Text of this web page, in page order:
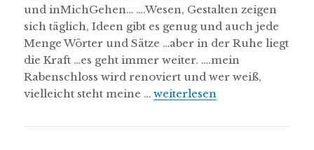
und inMichGehen… ….Wesen, Gestalten zeigen
sich täglich, Ideen gibt es genug und auch jede
Menge Wörter und Sätze …aber in der Ruhe liegt
die Kraft …es geht immer weiter. ….mein
Rabenschloss wird renoviert und wer weiß,
vielleicht steht meine …Es geht weiter…
weiterlesen